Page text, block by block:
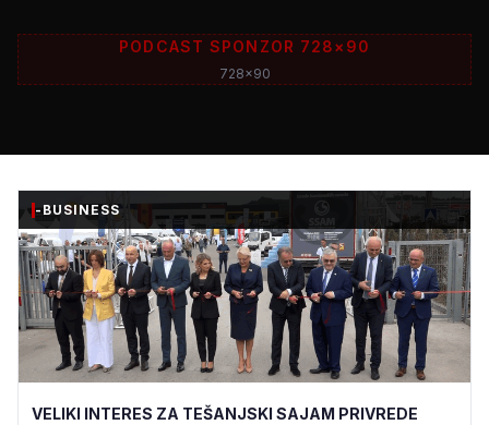
PODCAST SPONZOR 728×90
728x90
-BUSINESS
VELIKI INTERES ZA TEŠANJSKI SAJAM PRIVREDE